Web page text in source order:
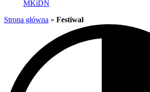
MKiDN
Strona główna » Festiwal